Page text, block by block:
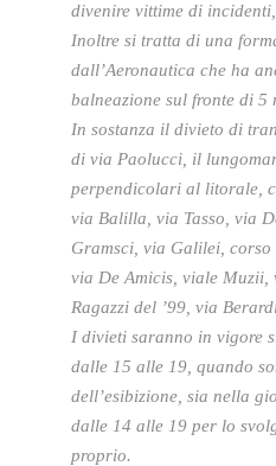
divenire vittime di
Inoltre si tratta di una
dall’Aeronautica che ha
balneazione sul fronte di
In sostanza il divieto di
di via Paolucci, il
perpendicolari al litorale,
via Balilla, via Tasso, via
Gramsci, via Galilei,
via De Amicis, viale Muzii,
Ragazzi del ’99, via
I divieti saranno in vigore
dalle 15 alle 19, quando
dell’esibizione, sia nella
dalle 14 alle 19 per lo
proprio.